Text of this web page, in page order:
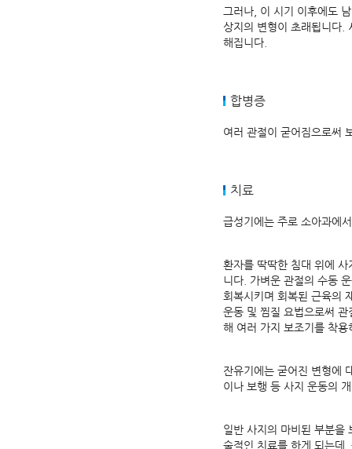
그러나, 이 시기 이후에도
상지의 변형이 초래됩니다.
해집니다.
합병증
여러 관절이 굳어짐으로써
치료
급성기에는 주로 소아과에
환자를 딱딱한 침대 위에
니다. 가벼운 관절의 수동
회복시키며 회복된 근육의
운동 및 찜질 요법으로써
해 여러 가지 보조기를 착
잔유기에는 굳어진 변형에
이나 보행 등 사지 운동의
일반 사지의 마비된 부분을
술적인 치료를 하게 되는데